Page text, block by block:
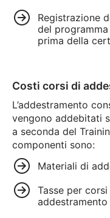
Registrazione
del
prima della
Costi corsi di
L’addestramento
vengono addebitati
a seconda del
componenti sono:
Materiali di
Tasse per
addestramento